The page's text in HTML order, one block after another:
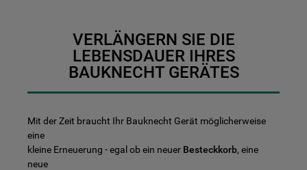
VERLÄNGERN SIE DIE
LEBENSDAUER IHRES
BAUKNECHT GERÄTES
Mit der Zeit braucht Ihr Bauknecht Gerät möglicherweise
eine
kleine Erneuerung - egal ob ein neuer Besteckkorb, eine
neue